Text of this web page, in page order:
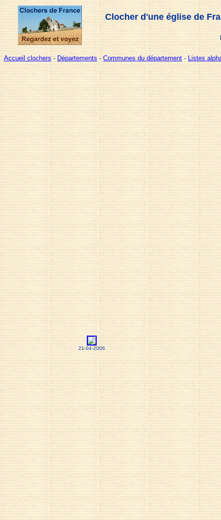
Clocher d'une église de
Accueil clochers - Départements - Communes du département - Listes
21-04-2006